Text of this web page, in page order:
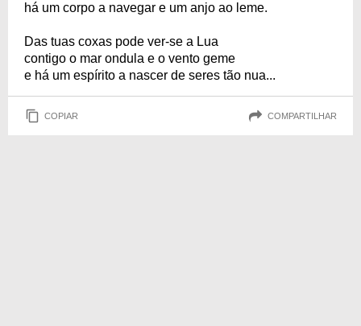
há um corpo a navegar e um anjo ao leme.
Das tuas coxas pode ver-se a Lua
contigo o mar ondula e o vento geme
e há um espírito a nascer de seres tão nua...
COPIAR COMPARTILHAR